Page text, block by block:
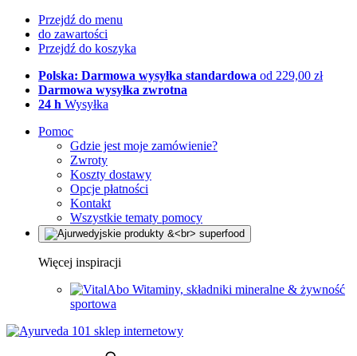
Przejdź do menu
do zawartości
Przejdź do koszyka
Polska: Darmowa wysyłka standardowa od 229,00 zł
Darmowa wysyłka zwrotna
24 h Wysyłka
Pomoc
Gdzie jest moje zamówienie?
Zwroty
Koszty dostawy
Opcje płatności
Kontakt
Wszystkie tematy pomocy
Więcej inspiracji
Witaminy, składniki mineralne & żywność
sportowa